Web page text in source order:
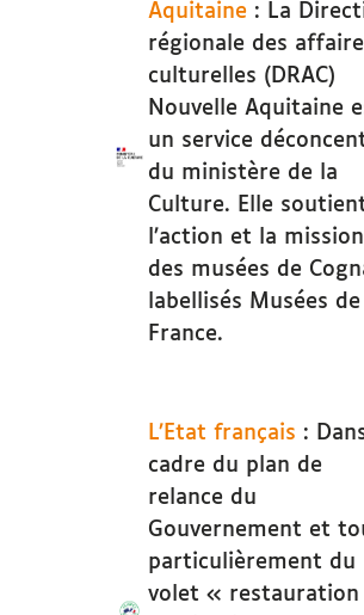
Aquitaine : La
régionale des
culturelles (DRAC)
Nouvelle Aquitaine
un service
du ministère de la
Culture. Elle
l’action et la mission
des musées de
labellisés Musées de
France.
L’Etat français :
cadre du plan de
relance du
Gouvernement et
particulièrement du
volet « restauration